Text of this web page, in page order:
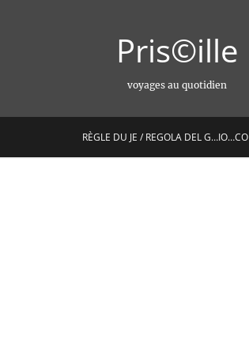
Pris©ille
voyages au quotidien
RÈGLE DU JE / REGOLA DEL G…IO…CO